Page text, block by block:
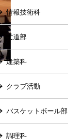
情報技術科
柔道部
建築科
クラブ活動
バスケットボール部
調理科